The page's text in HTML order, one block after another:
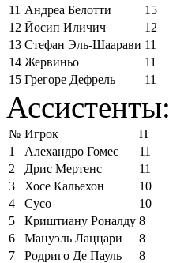
11 Андреа Белотти
15
12 Йосип Иличич
12
13 Стефан Эль-Шаарави 11
14 Жервиньо
11
15 Грегоре Дефрель 11
Ассистенты:
№ Игрок
П
1
Алехандро Гомес
11
2
Дрис Мертенс
11
3
Хосе Кальехон
10
4
Сусо
10
5
Криштиану Роналду 8
6
Мануэль Лаццари
8
7
Родриго Де Пауль
8